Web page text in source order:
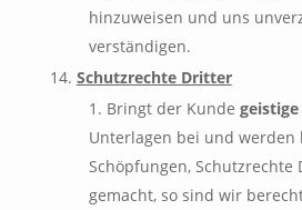
hinzuweisen und uns
verständigen.
Schutzrechte Dritter
Bringt der Kunde
Unterlagen bei und
Schöpfungen, Schutzrechte
gemacht, so sind wir